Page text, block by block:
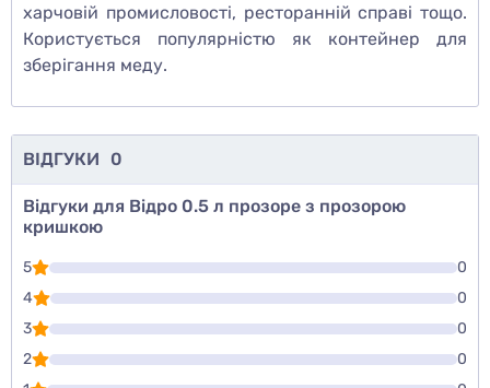
харчовій промисловості, ресторанній справі тощо.
Користується популярністю як контейнер для
зберігання меду.
ВІДГУКИ 0
Відгуки для Відро 0.5 л прозоре з прозорою
кришкою
5
0
4
0
3
0
2
0